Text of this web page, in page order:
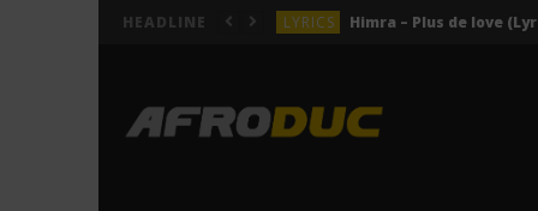
HEADLINE LYRICS Himra – Plus de love
LYRICS